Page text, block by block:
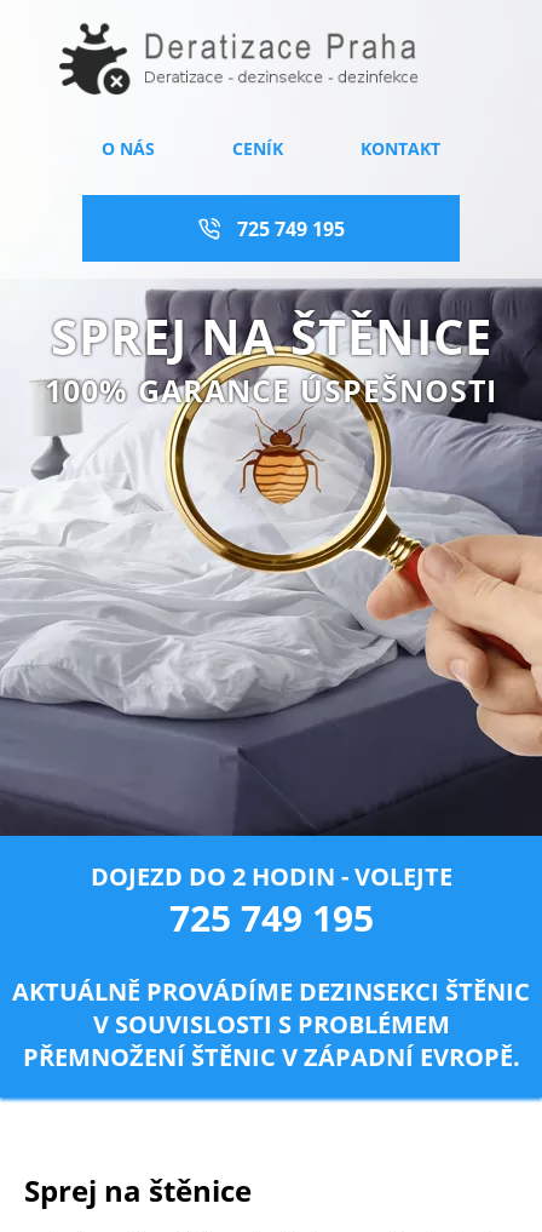
O NÁS CENÍK KONTAKT
725 749 195
SPREJ NA ŠTĚNICE
100% GARANCE ÚSPEŠNOSTI
DOJEZD DO 2 HODIN - VOLEJTE
725 749 195
AKTUÁLNĚ PROVÁDÍME DEZINSEKCI ŠTĚNIC
V SOUVISLOSTI S PROBLÉMEM
PŘEMNOŽENÍ ŠTĚNIC V ZÁPADNÍ EVROPĚ.
Sprej na štěnice